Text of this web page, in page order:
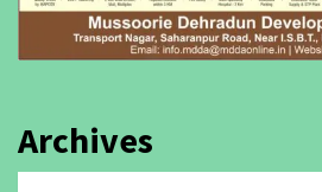
Archives